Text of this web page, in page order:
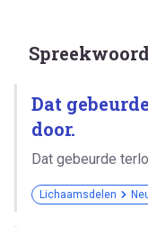
Dat
door.
Dat gebeurde
Lichaamsdelen